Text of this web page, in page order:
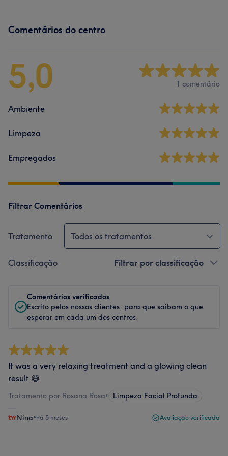
Comentários do centro
5,0 1 comentário
Ambiente
Limpeza
Empregados
Filtrar Comentários
Tratamento Todos os tratamentos
Classificação Filtrar por classificação
Comentários verificados
Escrito pelos nossos clientes, para que saibam o que
esperar em cada um dos centros.
It was a very relaxing treatment and a glowing clean
result 😄
Tratamento por Rosana Rosa• Limpeza Facial Profunda
Nina•há 5 meses Avaliação verificada